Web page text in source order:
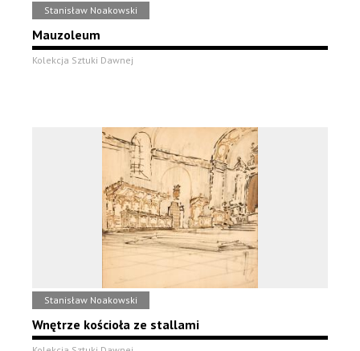
Stanisław Noakowski
Mauzoleum
Kolekcja Sztuki Dawnej
Stanisław Noakowski
Wnętrze kościoła ze stallami